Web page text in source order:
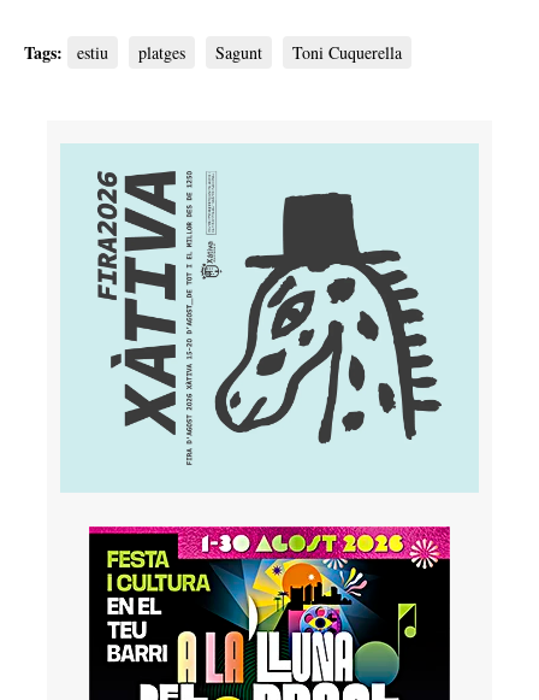
Tags: estiu platges Sagunt Toni Cuquerella